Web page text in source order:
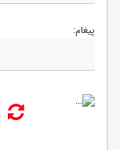
پیغام: